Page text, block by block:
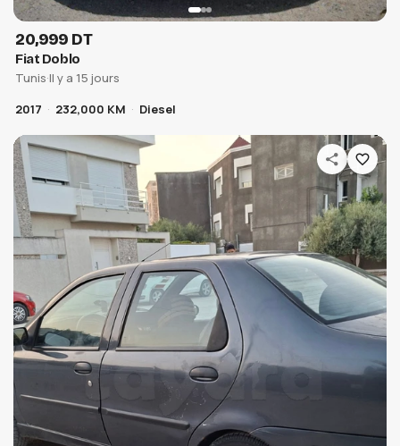
20,999 DT
Fiat Doblo
Tunis·Il y a 15 jours
2017
232,000 KM Diesel